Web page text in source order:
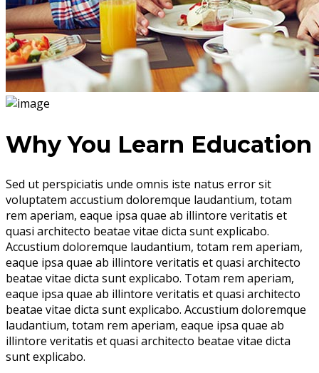
Why You Learn Education
Sed ut perspiciatis unde omnis iste natus error sit
voluptatem accustium doloremque laudantium, totam
rem aperiam, eaque ipsa quae ab illintore veritatis et
quasi architecto beatae vitae dicta sunt explicabo.
Accustium doloremque laudantium, totam rem aperiam,
eaque ipsa quae ab illintore veritatis et quasi architecto
beatae vitae dicta sunt explicabo. Totam rem aperiam,
eaque ipsa quae ab illintore veritatis et quasi architecto
beatae vitae dicta sunt explicabo. Accustium doloremque
laudantium, totam rem aperiam, eaque ipsa quae ab
illintore veritatis et quasi architecto beatae vitae dicta
sunt explicabo.